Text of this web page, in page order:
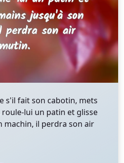
s'il fait son cabotin, mets
lui un patin et glisse
machin, il perdra son air